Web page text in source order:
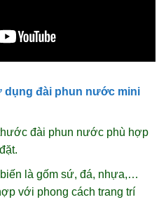
dụng đài phun nước mini
đài phun nước phù hợp
là gốm sứ, đá, nhựa,…
với phong cách trang trí